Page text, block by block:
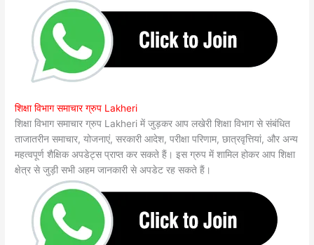
शिक्षा विभाग समाचार ग्रुप Lakheri
शिक्षा विभाग समाचार ग्रुप Lakheri में जुड़कर आप लखेरी शिक्षा विभाग से संबंधित
ताजातरीन समाचार, योजनाएं, सरकारी आदेश, परीक्षा परिणाम, छात्रवृत्तियां, और अन्य
महत्वपूर्ण शैक्षिक अपडेट्स प्राप्त कर सकते हैं। इस ग्रुप में शामिल होकर आप शिक्षा
क्षेत्र से जुड़ी सभी अहम जानकारी से अपडेट रह सकते हैं।